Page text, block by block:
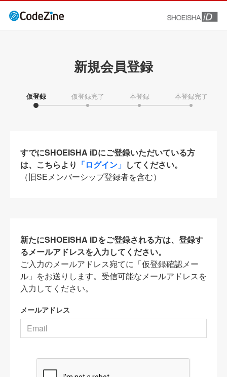
新規会員登録
仮登録 仮登録完了 本登録 本登録完了
すでにSHOEISHA iDにご登録いただいている方
は、こちらより 「ログイン」 してください。
（旧SEメンバーシップ登録者を含む）
新たにSHOEISHA iDをご登録される方は、登録す
るメールアドレスを入力してください。
ご入力のメールアドレス宛てに「仮登録確認メー
ル」をお送りします。受信可能なメールアドレスを
入力してください。
メールアドレス